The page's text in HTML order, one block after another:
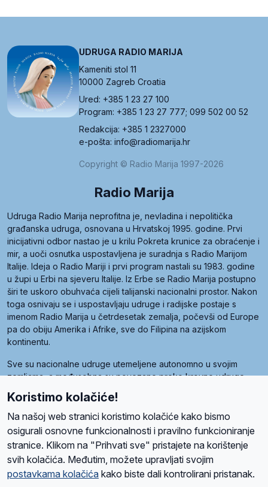
UDRUGA RADIO MARIJA
Kameniti stol 11
10000 Zagreb Croatia
Ured: +385 1 23 27 100
Program: +385 1 23 27 777; 099 502 00 52
Redakcija: +385 1 2327000
e-pošta: info@radiomarija.hr
Copyright © Radio Marija 1997-2026
Radio Marija
Udruga Radio Marija neprofitna je, nevladina i nepolitička
građanska udruga, osnovana u Hrvatskoj 1995. godine. Prvi
inicijativni odbor nastao je u krilu Pokreta krunice za obraćenje i
mir, a uoči osnutka uspostavljena je suradnja s Radio Marijom
Italije. Ideja o Radio Mariji i prvi program nastali su 1983. godine
u župi u Erbi na sjeveru Italije. Iz Erbe se Radio Marija postupno
širi te uskoro obuhvaća cijeli talijanski nacionalni prostor. Nakon
toga osnivaju se i uspostavljaju udruge i radijske postaje s
imenom Radio Marija u četrdesetak zemalja, počevši od Europe
pa do obiju Amerika i Afrike, sve do Filipina na azijskom
kontinentu.
Sve su nacionalne udruge utemeljene autonomno u svojim
zemljama, a međusobna su povezane preko krovne udruge
Radio Maria). Svjetsku obitelj utemeljilo je sedam članica, među
kojima je i hrvatska Udruga Radio Marija.
O namaRadio ProgramVolonteriPrijateljiKontaktPravila privatnosti
Koristimo kolačiće!
Na našoj web stranici koristimo kolačiće kako bismo
osigurali osnovne funkcionalnosti i pravilno funkcioniranje
stranice. Klikom na "Prihvati sve" pristajete na korištenje
svih kolačića. Međutim, možete upravljati svojim
postavkama kolačića kako biste dali kontrolirani pristanak.